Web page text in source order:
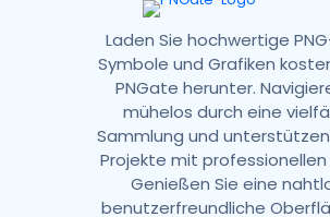
Laden Sie hochwertige
Symbole und Grafiken
PNGate herunter.
mühelos durch eine
Sammlung und unterstützen
Projekte mit professionellen
Genießen Sie eine
benutzerfreundliche